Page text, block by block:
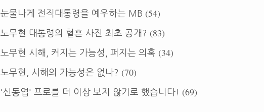
눈물나게 전직대통령을 예우하는 MB (54)
노무현 대통령의 혈흔 사진 최초 공개? (83)
노무현 시해, 커지는 가능성, 퍼지는 의혹 (34)
노무현, 시해의 가능성은 없나? (70)
'신동엽' 프로를 더 이상 보지 않기로 했습니다! (69)